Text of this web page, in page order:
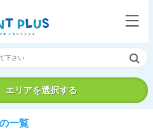
エリアを選択する
一覧